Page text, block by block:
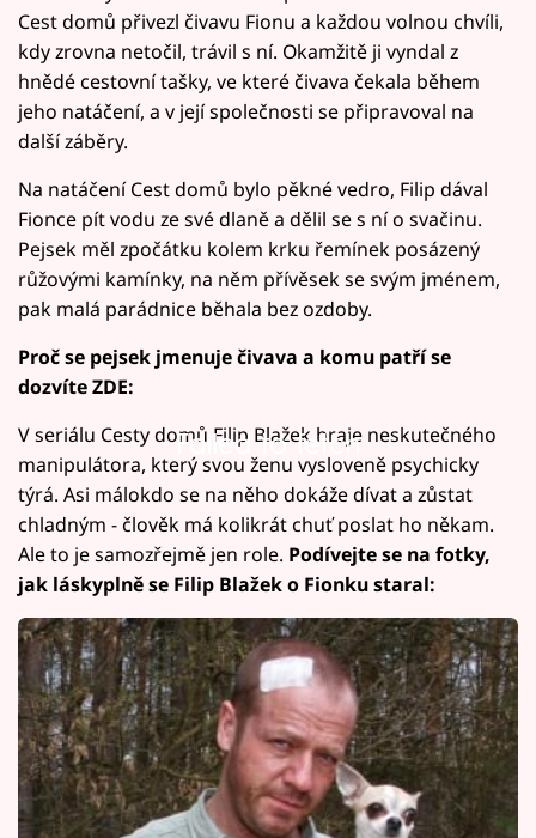
Cest domů přivezl čivavu Fionu a každou volnou chvíli,
kdy zrovna netočil, trávil s ní. Okamžitě ji vyndal z
hnědé cestovní tašky, ve které čivava čekala během
jeho natáčení, a v její společnosti se připravoval na
další záběry.
Na natáčení Cest domů bylo pěkné vedro, Filip dával
Fionce pít vodu ze své dlaně a dělil se s ní o svačinu.
Pejsek měl zpočátku kolem krku řemínek posázený
růžovými kamínky, na něm přívěsek se svým jménem,
pak malá parádnice běhala bez ozdoby.
Proč se pejsek jmenuje čivava a komu patří se
dozvíte ZDE:
Failed to fetch
V seriálu Cesty domů Filip Blažek hraje neskutečného
manipulátora, který svou ženu vysloveně psychicky
týrá. Asi málokdo se na něho dokáže dívat a zůstat
chladným - člověk má kolikrát chuť poslat ho někam.
Ale to je samozřejmě jen role. Podívejte se na fotky,
jak láskyplně se Filip Blažek o Fionku staral: